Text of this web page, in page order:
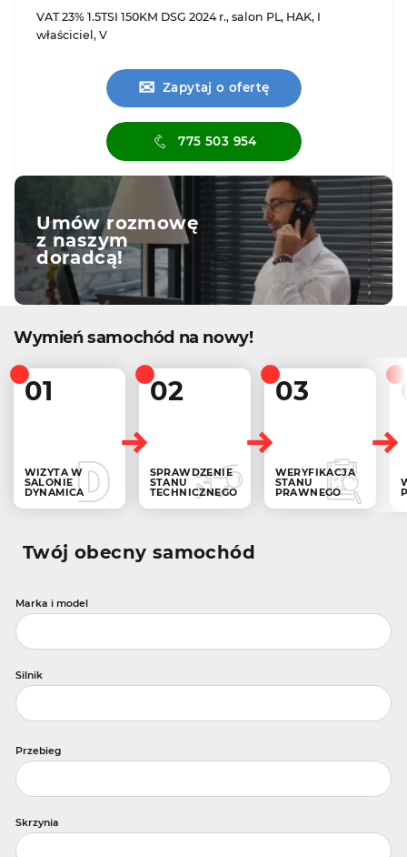
VAT 23% 1.5TSI 150KM DSG 2024 r., salon PL, HAK, I
właściciel, V
✉ Zapytaj o ofertę
775 503 954
Umów rozmowę
z naszym
doradcą!
Wymień samochód na nowy!
01
WIZYTA W
SALONIE
DYNAMICA
02
SPRAWDZENIE
STANU
TECHNICZNEGO
03
WERYFIKACJA
STANU
PRAWNEGO
Twój obecny samochód
Marka i model
Silnik
Przebieg
Skrzynia